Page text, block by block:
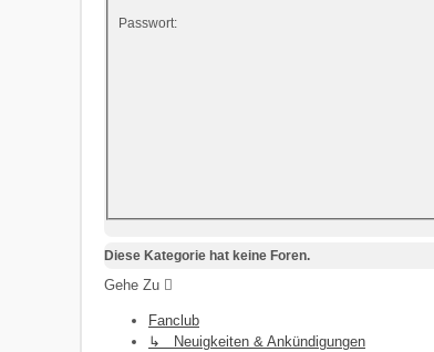
Passwort:
Diese Kategorie hat keine Foren.
Gehe Zu
Fanclub
↳ Neuigkeiten & Ankündigungen